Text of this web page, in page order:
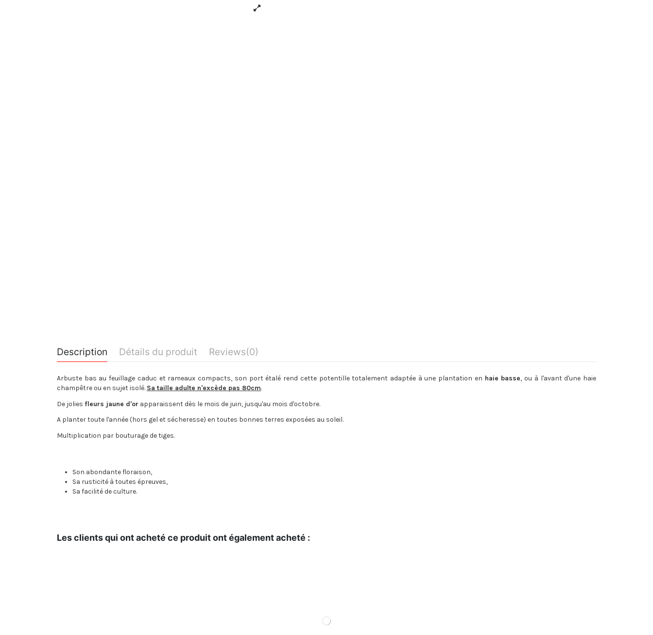
Description Détails du produit Reviews(0)
Arbuste bas au feuillage caduc et rameaux compacts, son port étalé rend cette potentille totalement adaptée à une plantation en haie basse, ou à l'avant d'une haie
champêtre ou en sujet isolé. Sa taille adulte n'excède pas 80cm.
De jolies fleurs jaune d'or apparaissent dès le mois de juin, jusqu'au mois d'octobre.
A planter toute l'année (hors gel et sécheresse) en toutes bonnes terres exposées au soleil.
Multiplication par bouturage de tiges.
Son abondante floraison,
Sa rusticité à toutes épreuves,
Sa facilité de culture.
Les clients qui ont acheté ce produit ont également acheté :